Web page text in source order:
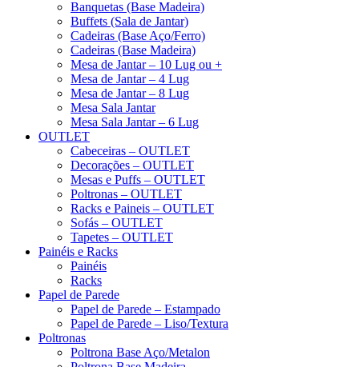
Banquetas (Base Madeira)
Buffets (Sala de Jantar)
Cadeiras (Base Aço/Ferro)
Cadeiras (Base Madeira)
Mesa de Jantar – 10 Lug ou +
Mesa de Jantar – 4 Lug
Mesa de Jantar – 8 Lug
Mesa Sala Jantar
Mesa Sala Jantar – 6 Lug
OUTLET
Cabeceiras – OUTLET
Decorações – OUTLET
Mesas e Puffs – OUTLET
Poltronas – OUTLET
Racks e Paineis – OUTLET
Sofás – OUTLET
Tapetes – OUTLET
Painéis e Racks
Painéis
Racks
Papel de Parede
Papel de Parede – Estampado
Papel de Parede – Liso/Textura
Poltronas
Poltrona Base Aço/Metalon